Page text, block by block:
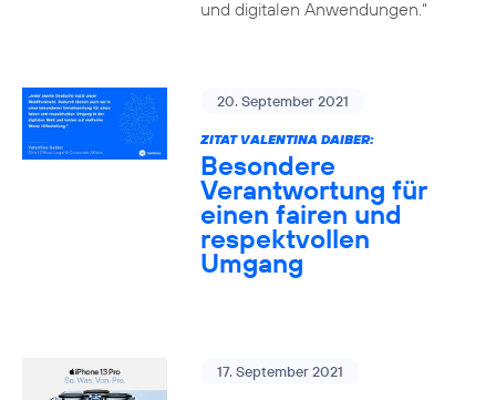
und digitalen Anwendungen.“
20. September 2021
ZITAT VALENTINA DAIBER:
Besondere
Verantwortung für
einen fairen und
respektvollen
Umgang
17. September 2021